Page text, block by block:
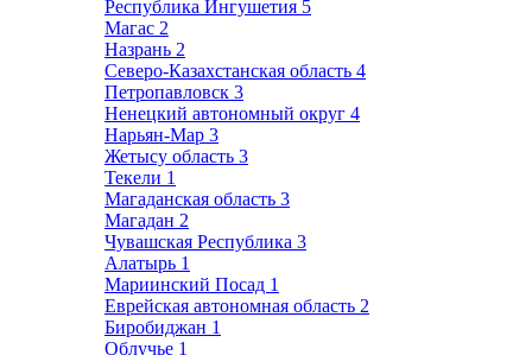
Республика Ингушетия 5
Магас 2
Назрань 2
Северо-Казахстанская область 4
Петропавловск 3
Ненецкий автономный округ 4
Нарьян-Мар 3
Жетысу область 3
Текели 1
Магаданская область 3
Магадан 2
Чувашская Республика 3
Алатырь 1
Мариинский Посад 1
Еврейская автономная область 2
Биробиджан 1
Облучье 1